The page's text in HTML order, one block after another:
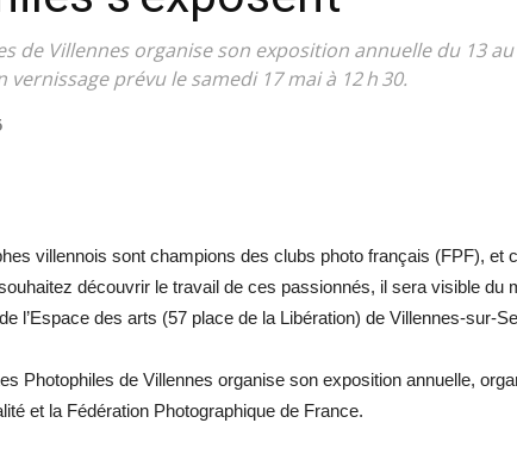
de Villennes organise son exposition annuelle du 13 au
vernissage prévu le samedi 17 mai à 12 h 30.
villennois sont champions des clubs photo français (FPF), et
découvrir le travail de ces passionnés, il sera visible du
l’Espace des arts (57 place de la Libération) de Villennes-sur-
Photophiles de Villennes organise son exposition annuelle,
et la Fédération ­Photographique de France.